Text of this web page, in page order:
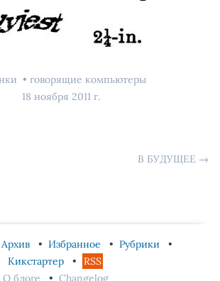
говорящие компьютеры
18 ноября 2011 г.
В БУДУЩЕЕ →
Архив Избранное
Рубрики
Кикстартер
RSS